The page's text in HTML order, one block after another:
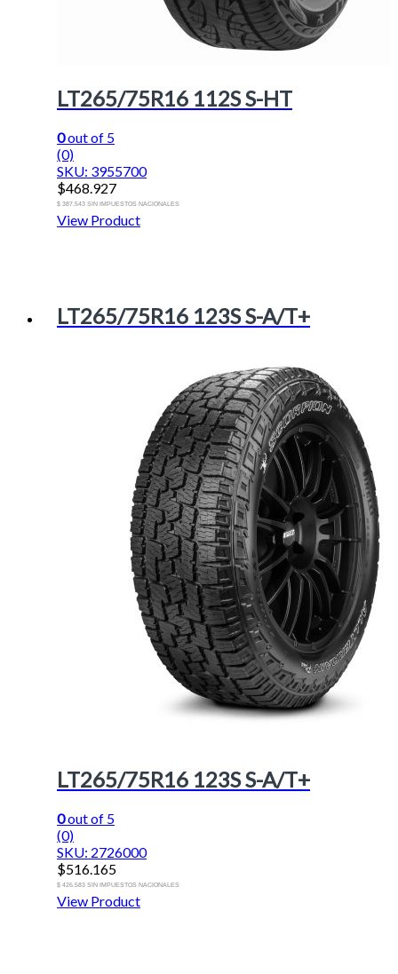
LT265/75R16 112S S-HT
0out of 5
(0)
SKU: 3955700
$468.927
$ 387.543 SIN IMPUESTOS NACIONALES
View Product
LT265/75R16 123S S-A/T+
LT265/75R16 123S S-A/T+
0out of 5
(0)
SKU: 2726000
$516.165
$ 426.583 SIN IMPUESTOS NACIONALES
View Product